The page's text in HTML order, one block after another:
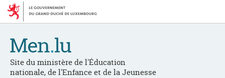
Aller
navigation
Aller
au
Site du ministère de l'Éducation
nationale, de l'Enfance et de la Jeunesse